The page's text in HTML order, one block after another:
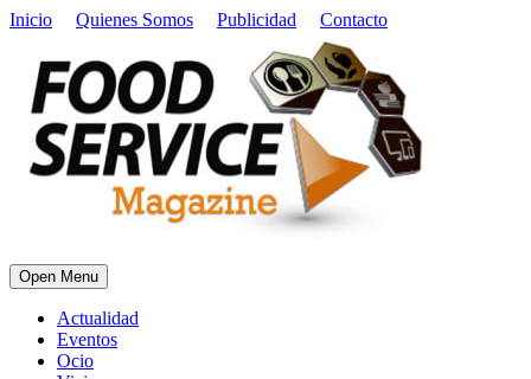
Inicio Quienes Somos Publicidad Contacto
Open Menu
Actualidad
Eventos
Ocio